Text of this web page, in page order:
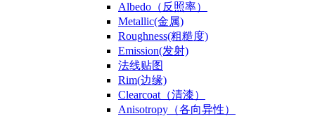
Albedo（反照率）
Metallic(金属)
Roughness(粗糙度)
Emission(发射)
法线贴图
Rim(边缘)
Clearcoat（清漆）
Anisotropy（各向异性）